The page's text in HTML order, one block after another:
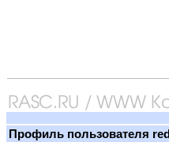
Профиль пользователя red